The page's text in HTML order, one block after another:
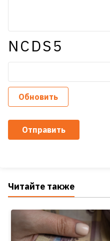
NCDS5
Обновить
Отправить
Читайте также